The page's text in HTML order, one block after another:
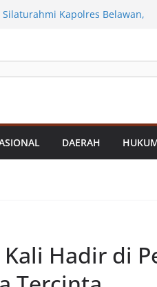
Kecamatan
Alat Berat Bersihkan
Tebal
Amankan Pria Pengedar
Satres Narkoba Polres
Jhon Ester Lase
DAERAH
Hadir di